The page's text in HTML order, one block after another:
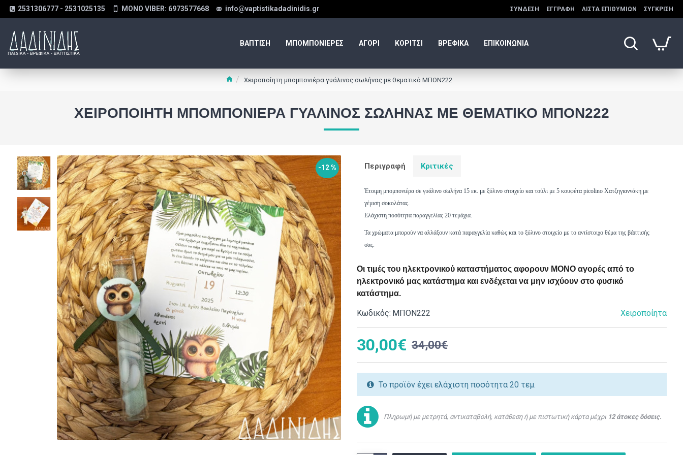
2531306777 - 2531025135 MONO VIBER: 6973577668 info@vaptistikadadinidis.gr ΣΎΝΔΕΣΗ ΕΓΓΡΑΦΉ ΛΊΣΤΑ ΕΠΙΘΥΜΙΏΝ ΣΎΓΚΡΙΣΗ
ΒΑΠΤΙΣΗ ΜΠΟΜΠΟΝΙΕΡΕΣ ΑΓΟΡΙ ΚΟΡΙΤΣΙ ΒΡΕΦΙΚΑ ΕΠΙΚΟΙΝΩΝΙΑ
Χειροποίητη μπομπονιέρα γυάλινος σωλήνας με θεματικό ΜΠΟΝ222
ΧΕΙΡΟΠΟΊΗΤΗ ΜΠΟΜΠΟΝΙΈΡΑ ΓΥΆΛΙΝΟΣ ΣΩΛΉΝΑΣ ΜΕ ΘΕΜΑΤΙΚΌ ΜΠΟΝ222
-12 % Περιγραφή Κριτικές
Έτοιμη μπομπονιέρα σε γυάλινο σωλήνα 15 εκ. με ξύλινο στοιχείο και τούλι με 5 κουφέτα picolino Χατζηγιαννάκη με
γέμιση σοκολάτας.
Ελάχιστη ποσότητα παραγγελίας 20 τεμάχια.
Τα χρώματα μπορούν να αλλάξουν κατά παραγγελία καθώς και το ξύλινο στοιχείο με το αντίστοιχο θέμα της βάπτισής
σας.
Οι τιμές του ηλεκτρονικού καταστήματος αφορουν ΜΟΝΟ αγορές από το
ηλεκτρονικό μας κατάστημα και ενδέχεται να μην ισχύουν στο φυσικό
κατάστημα.
Κωδικός: ΜΠΟΝ222 Χειροποίητα
30,00€ 34,00€
Το προϊόν έχει ελάχιστη ποσότητα 20 τεμ.
Πληρωμή με μετρητά, αντικαταβολή, κατάθεση ή με πιστωτική κάρτα μέχρι 12 άτοκες δόσεις.